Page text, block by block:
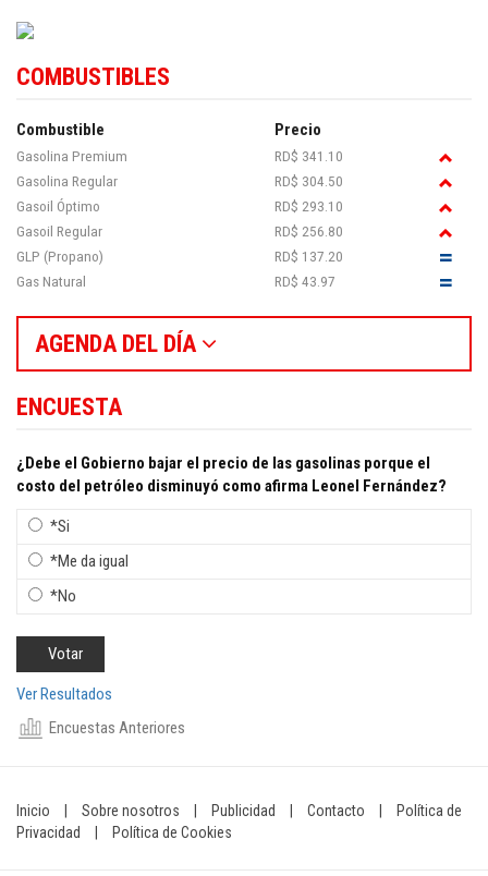
COMBUSTIBLES
Combustible Precio
Gasolina Premium
RD$ 341.10
Gasolina Regular
RD$ 304.50
Gasoil Óptimo
RD$ 293.10
Gasoil Regular
RD$ 256.80
GLP (Propano)
RD$ 137.20
Gas Natural
RD$ 43.97
AGENDA DEL DÍA
ENCUESTA
¿Debe el Gobierno bajar el precio de las gasolinas porque el
costo del petróleo disminuyó como afirma Leonel Fernández?
*Si
*Me da igual
*No
Ver Resultados
Encuestas Anteriores
Inicio Sobre nosotros Publicidad Contacto
Política de
Privacidad
Política de Cookies